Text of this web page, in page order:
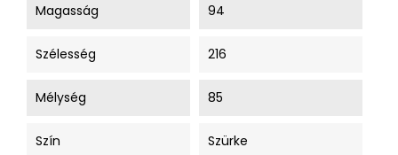
Magasság 94
Szélesség 216
Mélység 85
Szín Szürke